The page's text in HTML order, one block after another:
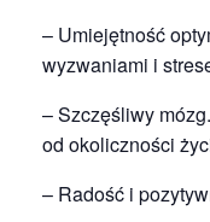
– Umiejętność
wyzwaniami i
– Szczęśliwy
od okoliczności
– Radość i